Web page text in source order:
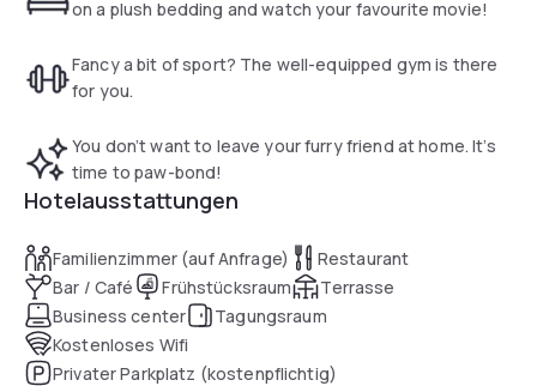
on a plush bedding and watch your favourite movie!
Fancy a bit of sport? The well-equipped gym is there
for you.
You don’t want to leave your furry friend at home. It’s
time to paw-bond!
Hotelausstattungen
Familienzimmer (auf Anfrage)
Restaurant
Bar / Café
Frühstücksraum
Terrasse
Business center
Tagungsraum
Kostenloses Wifi
Privater Parkplatz (kostenpflichtig)